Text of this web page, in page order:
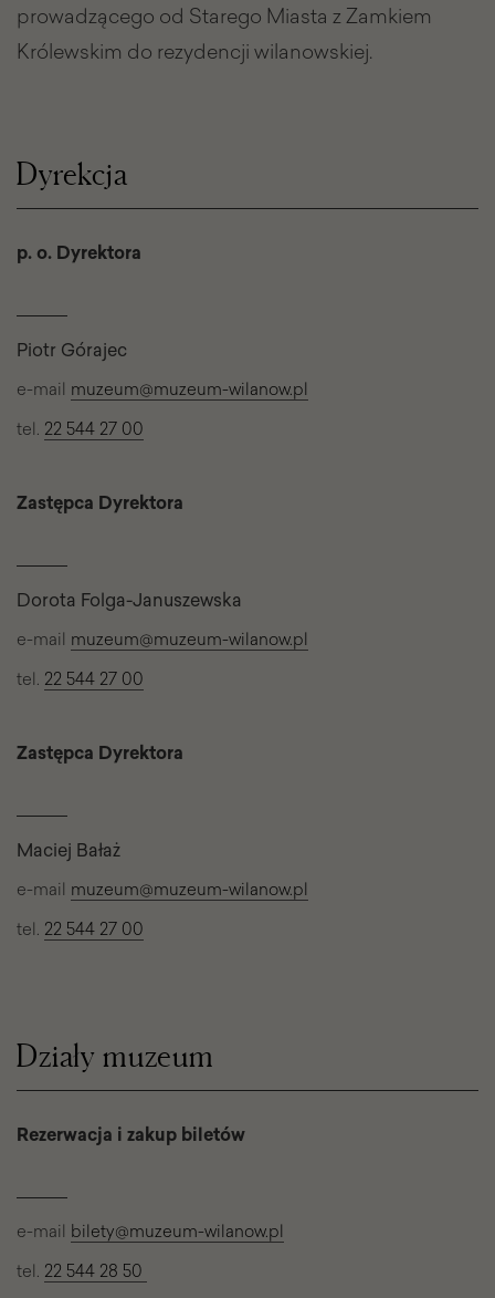
prowadzącego od Starego Miasta z Zamkiem
Królewskim do rezydencji wilanowskiej.
Dyrekcja
p. o. Dyrektora
Piotr Górajec
e-mail muzeum@muzeum-wilanow.pl
tel. 22 544 27 00
Zastępca Dyrektora
Dorota Folga-Januszewska
e-mail muzeum@muzeum-wilanow.pl
tel. 22 544 27 00
Zastępca Dyrektora
Maciej Bałaż
e-mail muzeum@muzeum-wilanow.pl
tel. 22 544 27 00
Działy muzeum
Rezerwacja i zakup biletów
e-mail bilety@muzeum-wilanow.pl
tel. 22 544 28 50